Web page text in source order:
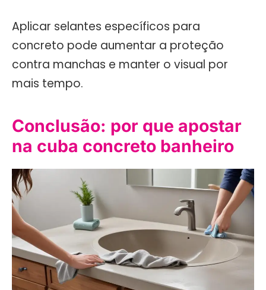
Aplicar selantes específicos para
concreto pode aumentar a proteção
contra manchas e manter o visual por
mais tempo.
Conclusão: por que apostar
na cuba concreto banheiro